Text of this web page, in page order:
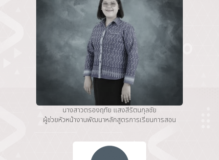
นางสาวตรองฤทัย แสงสีรัตนกุลชัย
ผู้ช่วยหัวหน้างานพัฒนาหลักสูตรการเรียนการสอน